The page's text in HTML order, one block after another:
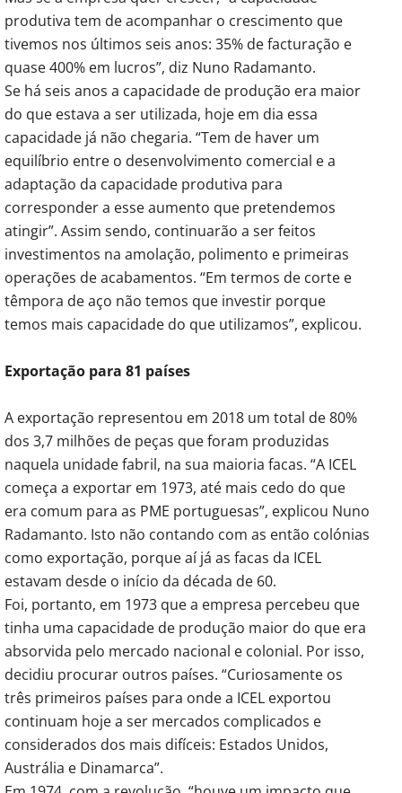
produtiva tem de acompanhar o crescimento que
tivemos nos últimos seis anos: 35% de facturação e
quase 400% em lucros”, diz Nuno Radamanto.
Se há seis anos a capacidade de produção era maior
do que estava a ser utilizada, hoje em dia essa
capacidade já não chegaria. “Tem de haver um
equilíbrio entre o desenvolvimento comercial e a
adaptação da capacidade produtiva para
corresponder a esse aumento que pretendemos
atingir”. Assim sendo, continuarão a ser feitos
investimentos na amolação, polimento e primeiras
operações de acabamentos. “Em termos de corte e
têmpora de aço não temos que investir porque
temos mais capacidade do que utilizamos”, explicou.
Exportação para 81 países
A exportação representou em 2018 um total de 80%
dos 3,7 milhões de peças que foram produzidas
naquela unidade fabril, na sua maioria facas. “A ICEL
começa a exportar em 1973, até mais cedo do que
era comum para as PME portuguesas”, explicou Nuno
Radamanto. Isto não contando com as então colónias
como exportação, porque aí já as facas da ICEL
estavam desde o início da década de 60.
Foi, portanto, em 1973 que a empresa percebeu que
tinha uma capacidade de produção maior do que era
absorvida pelo mercado nacional e colonial. Por isso,
decidiu procurar outros países. “Curiosamente os
três primeiros países para onde a ICEL exportou
continuam hoje a ser mercados complicados e
considerados dos mais difíceis: Estados Unidos,
Austrália e Dinamarca”.